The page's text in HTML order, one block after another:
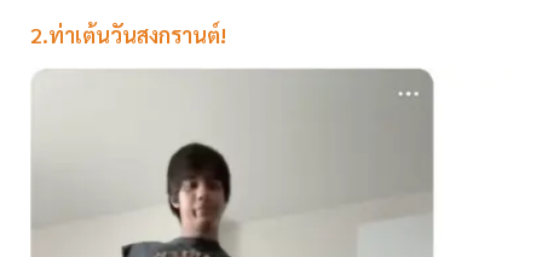
2.ท่าเต้นวันสงกรานต์!